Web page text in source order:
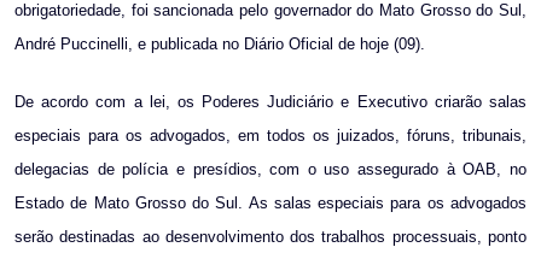
obrigatoriedade, foi sancionada pelo governador do Mato Grosso do Sul,
André Puccinelli, e publicada no Diário Oficial de hoje (09).
De acordo com a lei, os Poderes Judiciário e Executivo criarão salas
especiais para os advogados, em todos os juizados, fóruns, tribunais,
delegacias de polícia e presídios, com o uso assegurado à OAB, no
Estado de Mato Grosso do Sul. As salas especiais para os advogados
serão destinadas ao desenvolvimento dos trabalhos processuais, ponto